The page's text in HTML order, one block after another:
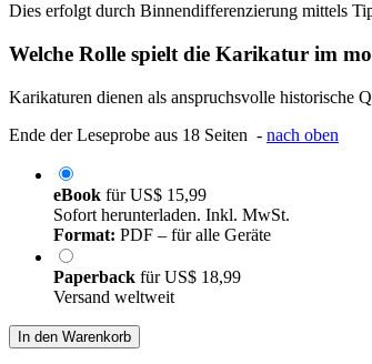
Dies erfolgt durch Binnendifferenzierung mittels
Welche Rolle spielt die Karikatur im
Karikaturen dienen als anspruchsvolle historische
Ende der Leseprobe aus 18 Seiten - nach oben
eBook fürUS$ 15,99
Sofort herunterladen. Inkl. MwSt.
Format: PDF – für alle Geräte
Paperback fürUS$ 18,99
Versand weltweit
In den Warenkorb